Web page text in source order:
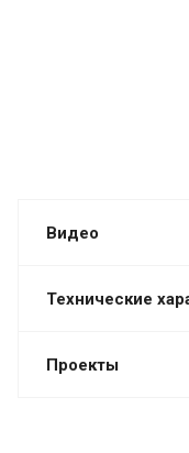
Видео
Технические
Проекты